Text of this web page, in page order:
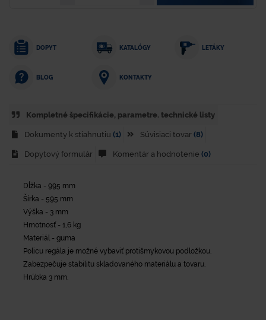
DOPYT KATALÓGY LETÁKY
BLOG KONTAKTY
Kompletné špecifikácie, parametre. technické listy
Dokumenty k stiahnutiu (1) Súvisiaci tovar (8)
Dopytový formulár Komentár a hodnotenie (0)
Dĺžka - 995 mm
Šírka - 595 mm
Výška - 3 mm
Hmotnosť - 1,6 kg
Materiál - guma
Policu regála je možné vybaviť protišmykovou podložkou.
Zabezpečuje stabilitu skladovaného materiálu a tovaru.
Hrúbka 3 mm.